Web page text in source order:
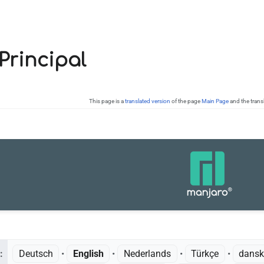
This page is atranslated version of the pageMain Pageand the
Deutsch • ‎ English • ‎ Nederlands • ‎ Türkçe • ‎ dansk